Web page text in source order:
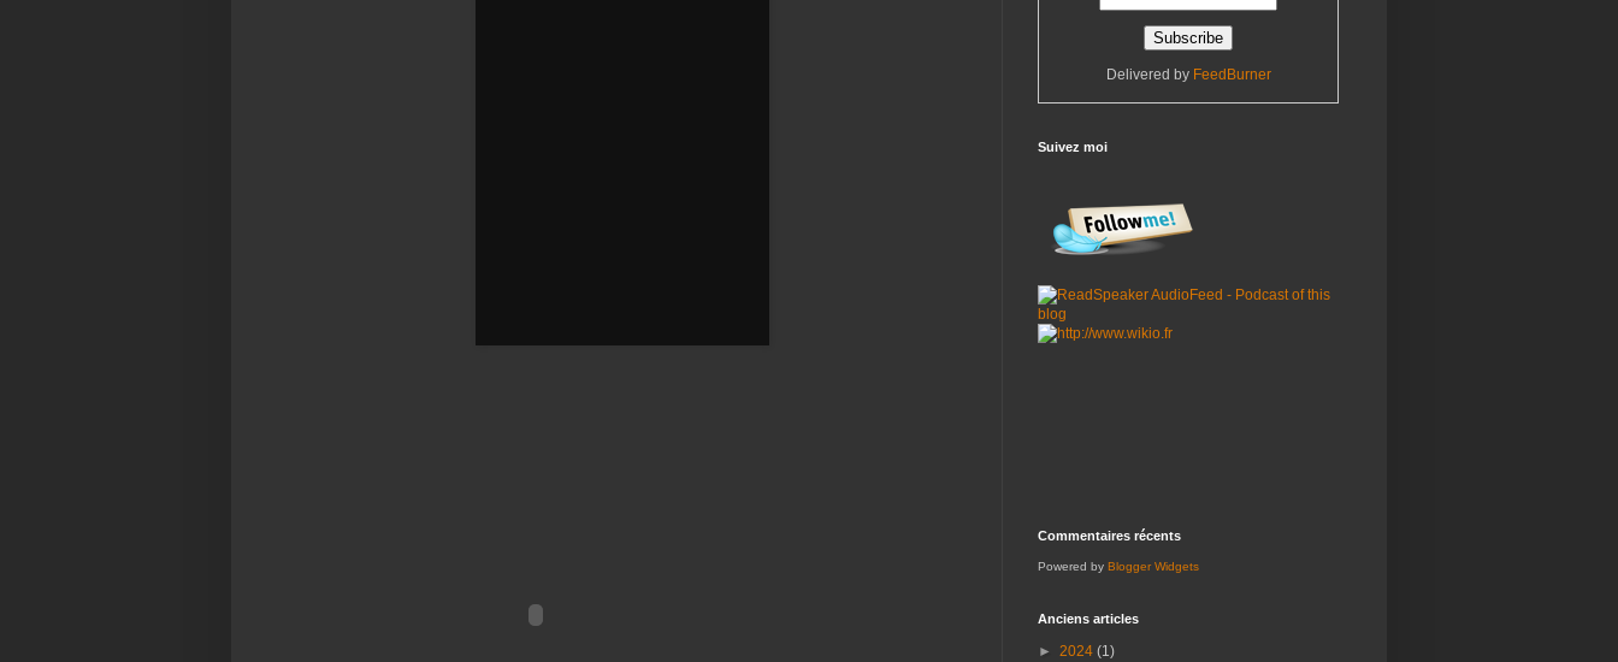
Delivered by FeedBurner
Suivez moi
Commentaires récents
Powered by Blogger Widgets
Anciens articles
► 2024 (1)